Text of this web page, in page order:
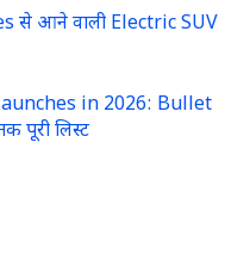
से आने वाली Electric SUV
in 2026: Bullet
पूरी लिस्ट